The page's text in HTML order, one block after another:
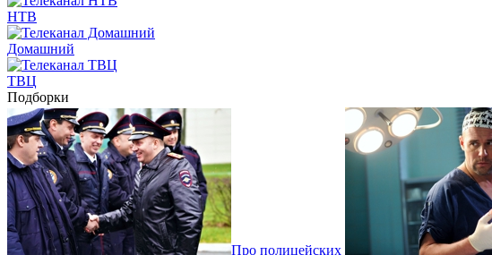
НТВ
Домашний
ТВЦ
Подборки
Про полицейских